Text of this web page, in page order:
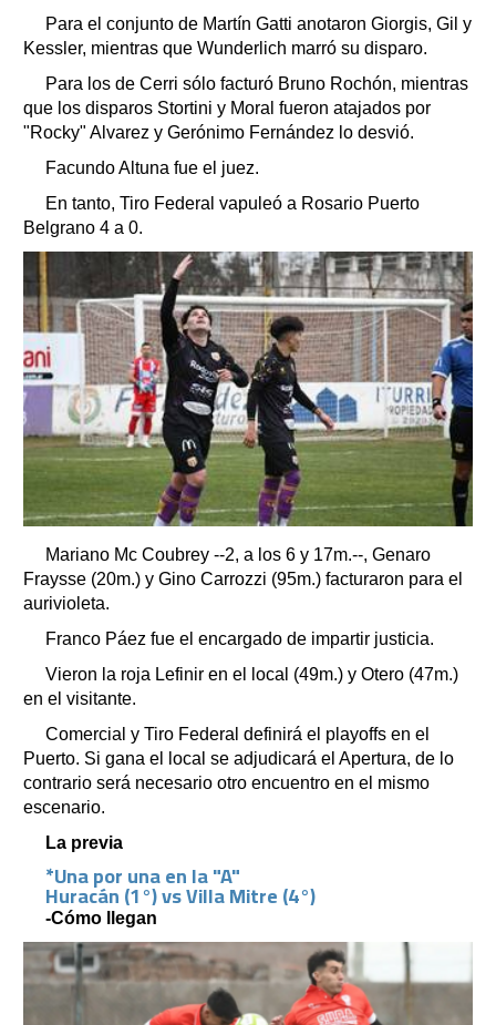
Para el conjunto de Martín Gatti anotaron Giorgis, Gil y
Kessler, mientras que Wunderlich marró su disparo.
Para los de Cerri sólo facturó Bruno Rochón, mientras
que los disparos Stortini y Moral fueron atajados por
"Rocky" Alvarez y Gerónimo Fernández lo desvió.
Facundo Altuna fue el juez.
En tanto, Tiro Federal vapuleó a Rosario Puerto
Belgrano 4 a 0.
Mariano Mc Coubrey --2, a los 6 y 17m.--, Genaro
Fraysse (20m.) y Gino Carrozzi (95m.) facturaron para el
aurivioleta.
Franco Páez fue el encargado de impartir justicia.
Vieron la roja Lefinir en el local (49m.) y Otero (47m.)
en el visitante.
Comercial y Tiro Federal definirá el playoffs en el
Puerto. Si gana el local se adjudicará el Apertura, de lo
contrario será necesario otro encuentro en el mismo
escenario.
La previa
*Una por una en la "A"
Huracán (1°) vs Villa Mitre (4°)
-Cómo llegan